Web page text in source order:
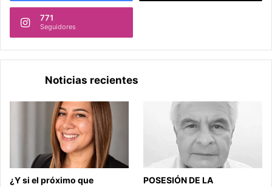
771
Seguidores
Noticias recientes
¿Y si el próximo que
POSESIÓN DE LA